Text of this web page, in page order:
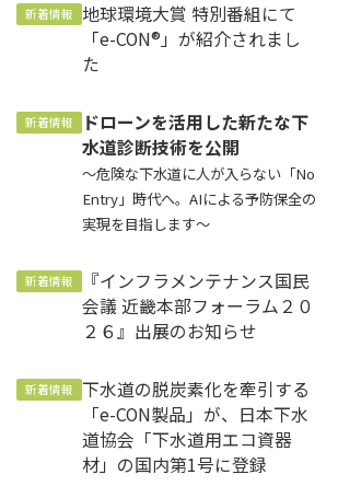
新着情報 地球環境大賞 特別番組にて
「e-CON®」が紹介されまし
た
新着情報
ドローンを活用した新たな下
水道診断技術を公開
～危険な下水道に人が入らない「No
Entry」時代へ。AIによる予防保全の
実現を目指します～
新着情報
『インフラメンテナンス国民
会議 近畿本部フォーラム２０
２６』出展のお知らせ
新着情報
下水道の脱炭素化を牽引する
「e-CON製品」が、日本下水
道協会「下水道用エコ資器
材」の国内第1号に登録